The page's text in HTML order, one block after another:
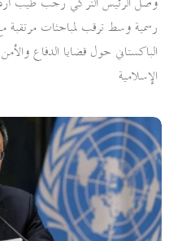
رسمية وسط ترقب لمباحثات مرتقبة
الباكستاني حول قضايا الدفاع
الإسلامية